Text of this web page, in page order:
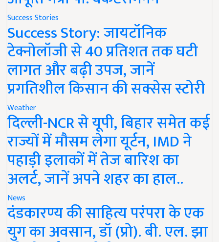
Success Stories
Success Story: जायटॉनिक
टेक्नोलॉजी से 40 प्रतिशत तक घटी
लागत और बढ़ी उपज, जानें
प्रगतिशील किसान की सक्सेस स्टोरी
Weather
दिल्ली-NCR से यूपी, बिहार समेत कई
राज्यों में मौसम लेगा यूर्टन, IMD ने
पहाड़ी इलाकों में तेज बारिश का
अलर्ट, जानें अपने शहर का हाल..
News
दंडकारण्य की साहित्य परंपरा के एक
युग का अवसान, डॉ (प्रो). बी. एल. झा